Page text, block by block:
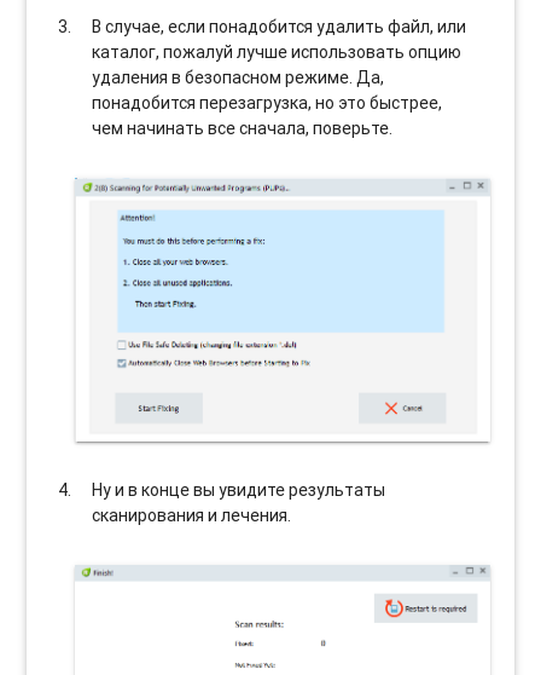
В случае, если понадобится удалить файл, или
каталог, пожалуй лучше использовать опцию
удаления в безопасном режиме. Да,
понадобится перезагрузка, но это быстрее,
чем начинать все сначала, поверьте.
Ну и в конце вы увидите результаты
сканирования и лечения.